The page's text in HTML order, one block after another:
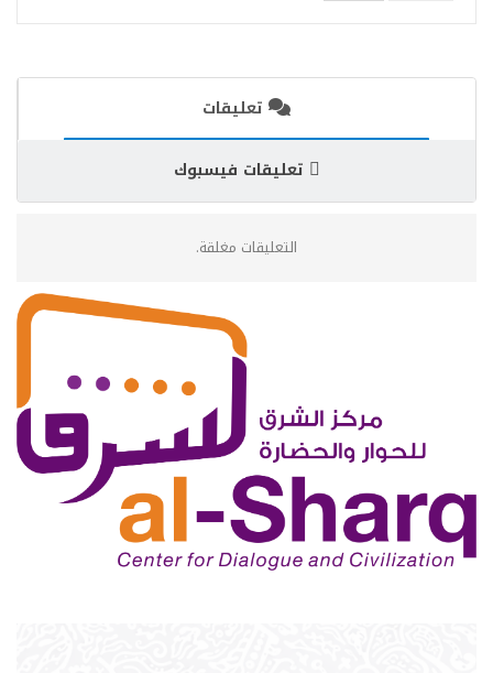
تعليقات
تعليقات فيسبوك
التعليقات مغلقة.